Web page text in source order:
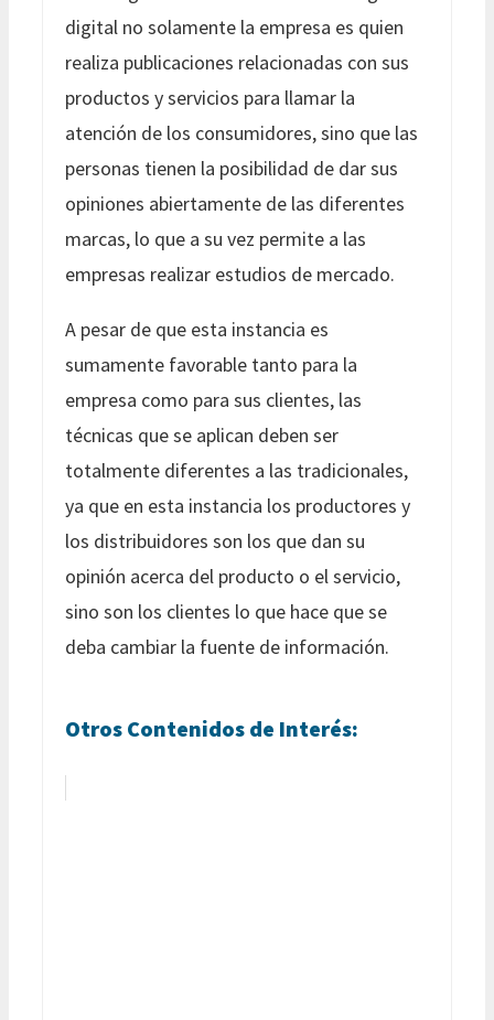
digital no solamente la empresa es quien
realiza publicaciones relacionadas con sus
productos y servicios para llamar la
atención de los consumidores, sino que las
personas tienen la posibilidad de dar sus
opiniones abiertamente de las diferentes
marcas, lo que a su vez permite a las
empresas realizar estudios de mercado.
A pesar de que esta instancia es
sumamente favorable tanto para la
empresa como para sus clientes, las
técnicas que se aplican deben ser
totalmente diferentes a las tradicionales,
ya que en esta instancia los productores y
los distribuidores son los que dan su
opinión acerca del producto o el servicio,
sino son los clientes lo que hace que se
deba cambiar la fuente de información.
Otros Contenidos de Interés: